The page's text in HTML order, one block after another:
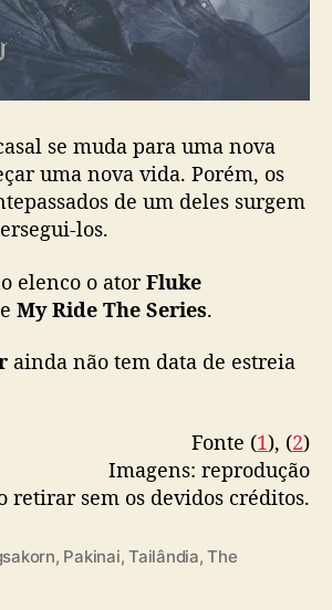
d
o
se muda para uma nova
uma nova vida. Porém, os
de um deles surgem
los.
elenco o atorFluke
My Ride The Series.
ainda não tem data de estreia
Fonte (1), (2)
Imagens: reprodução
retirar sem os devidos créditos.
, Pakinai,Tailândia,The